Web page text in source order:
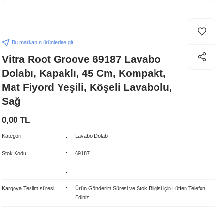
Bu markanın ürünlerine git
Vitra Root Groove 69187 Lavabo
Dolabı, Kapaklı, 45 Cm, Kompakt,
Mat Fiyord Yeşili, Köşeli Lavabolu,
Sağ
0,00 TL
Kategori Lavabo Dolabı
Stok Kodu 69187
Kargoya Teslim süresi
Ürün Gönderim Süresi ve Stok Bilgisi için Lütfen Telefon
Ediniz.